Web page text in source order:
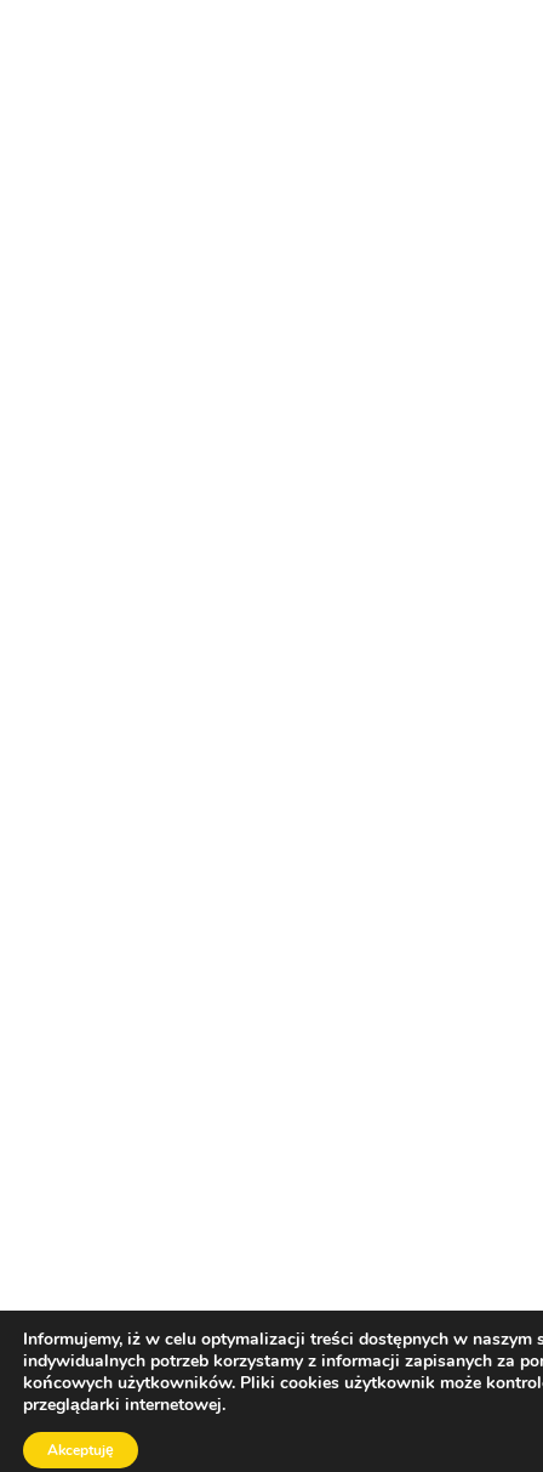
Informujemy, iż w celu optymalizacji treści dostępnych w
indywidualnych potrzeb korzystamy z informacji zapisanych za
końcowych użytkowników. Pliki cookies użytkownik może
przeglądarki internetowej.
Akceptuję